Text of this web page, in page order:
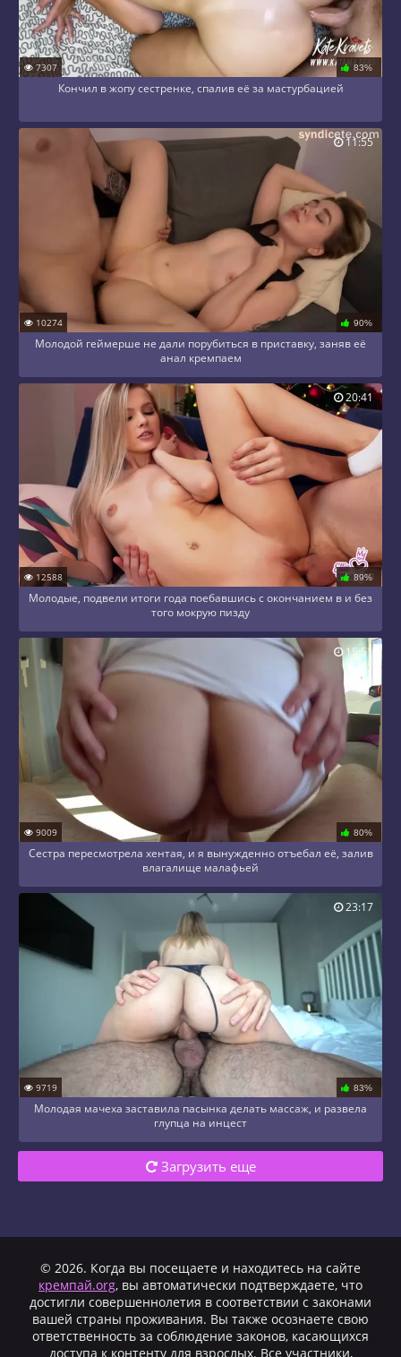
7307 83%
Кончил в жопу сестренке, спалив её за мастурбацией
10274 90%
Молодой геймерше не дали порубиться в приставку, заняв её
анал кремпаем
11:55
12588 89%
Молодые, подвели итоги года поебавшись с окончанием в и без
того мокрую пизду
20:41
9009 80%
Сестра пересмотрела хентая, и я вынужденно отъебал её, залив
влагалище малафьей
15:51
9719 83%
Молодая мачеха заставила пасынка делать массаж, и развела
глупца на инцест
23:17
Загрузить еще
© 2026. Когда вы посещаете и находитесь на сайте
кремпай.org, вы автоматически подтверждаете, что
достигли совершеннолетия в соответствии с законами
вашей страны проживания. Вы также осознаете свою
ответственность за соблюдение законов, касающихся
доступа к контенту для взрослых. Все участники,